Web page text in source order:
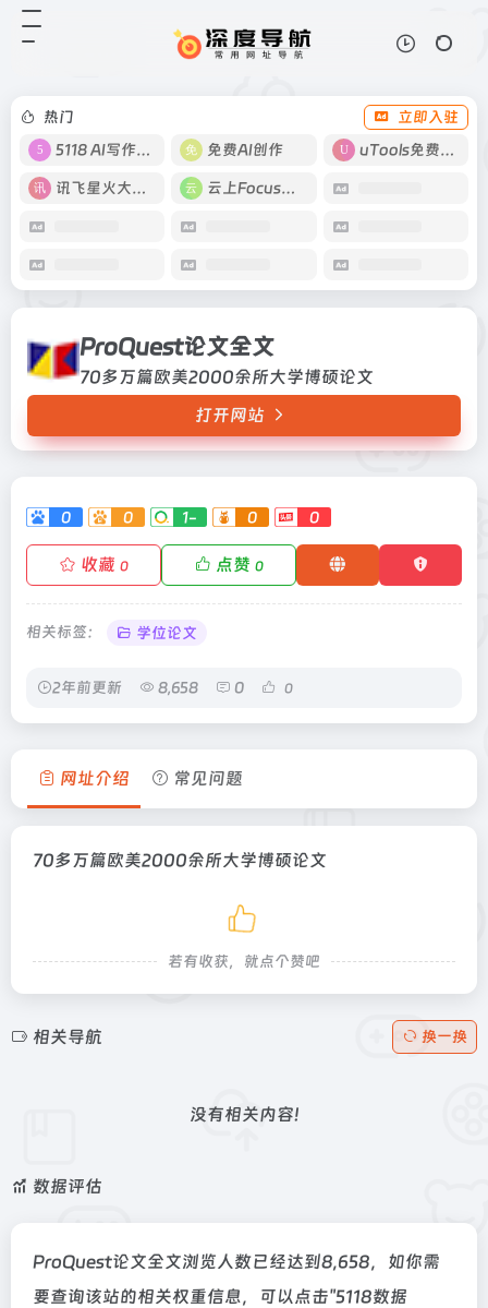
热门
立即入驻
5118 AI写作工具
免费AI创作 uTools免费工具箱
讯飞星火大模型 云上Focus接码
ProQuest论文全文
70多万篇欧美2000余所大学博硕论文
打开网站
0 0 1- 0 0
收藏 0 点赞 0
相关标签： 学位论文
2年前更新 8,658 0 0
ProQuest论文全文
网址介绍 常见问题
70多万篇欧美2000余所大学博硕论文
若有收获，就点个赞吧
相关导航 换一换
没有相关内容!
数据评估
ProQuest论文全文浏览人数已经达到8,658，如你需
要查询该站的相关权重信息，可以点击"5118数据